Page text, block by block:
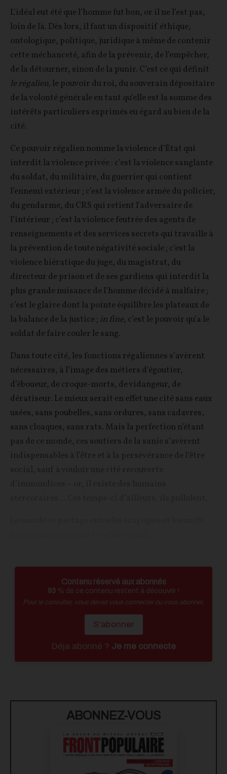
L’idéal eut été que l’homme fut bon, or il ne l’est pas,
loin de là. Dès lors, il faut un dispositif éthique,
ontologique, politique, juridique à même de contenir
cette méchanceté, afin de la prévenir, de l’empêcher,
de la détourner, sinon de la punir. C’est ce qui définit
le régalien, le pouvoir du roi, du souverain dépositaire
de la volonté générale en tant qu’elle est la somme des
intérêts particuliers exprimés eu égard au bien de la
cité.
Ce pouvoir régalien nomme la violence d’État qui
interdit la violence privée : c’est la violence sanglante
du soldat, du militaire, du guerrier qui contient
l’ennemi extérieur ; c’est la violence armée du policier,
du gendarme, du CRS qui retient l'adversaire de
l’intérieur ; c’est la violence feutrée des agents de
renseignements et des services secrets qui travaille à
la prévention de toute négativité sociale ; c’est la
violence hiératique du juge, du magistrat, du
directeur de prison et de ses gardiens qui interdit la
plus grande nuisance de l’homme décidé à malfaire ;
c’est le glaive dont la pointe équilibre les plateaux de
la balance de la justice ; in fine, c’est le pouvoir qu’a le
soldat de faire couler le sang.
Dans toute cité, les fonctions régaliennes s’avèrent
nécessaires, à l’image des métiers d’égoutier,
d’éboueur, de croque-morts, de vidangeur, de
dératiseur. Le mieux serait en effet une cité sans eaux
usées, sans poubelles, sans ordures, sans cadavres,
sans cloaques, sans rats. Mais la perfection n’étant
pas de ce monde, ces soutiers de la sanie s’avèrent
indispensables à l’être et à la persévérance de l’être
Contenu réservé aux abonnés
93 % de ce contenu restent à découvrir !
Pour le consulter, vous devez vous connecter ou vous abonner.
S'abonner
Déja abonné ? Je me connecte
ABONNEZ-VOUS